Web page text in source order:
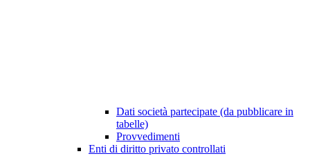
Dati società partecipate (da pubblicare in
tabelle)
Provvedimenti
Enti di diritto privato controllati